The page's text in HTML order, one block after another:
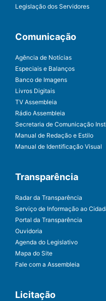
Legislação dos Servidores
Comunicação
Agência de Notícias
Especiais e Balanços
Banco de Imagens
Livros Digitais
TV Assembleia
Rádio Assembleia
Secretaria de Comunicação
Manual de Redação e Estilo
Manual de Identificação Visual
Transparência
Radar da Transparência
Serviço de Informação ao
Portal da Transparência
Ouvidoria
Agenda do Legislativo
Mapa do Site
Fale com a Assembleia
Licitação